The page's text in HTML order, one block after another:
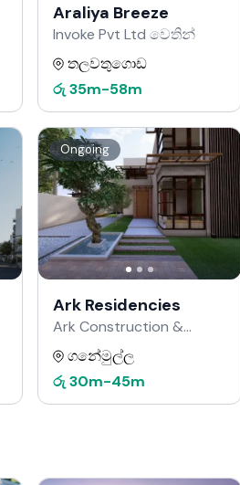
Araliya Breeze
Invoke Pvt Ltd වෙතින්
තලවතුගොඩ
රු 35m-58m
Ongoing
Ark Residencies
Ark Construction &
Developers වෙතින්
ගනේමුල්ල
රු 30m-45m